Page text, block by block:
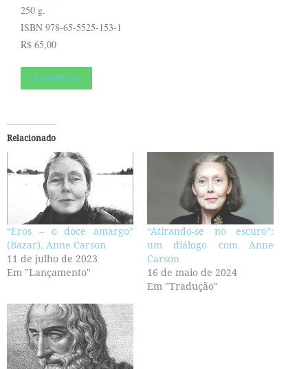
250 g.
ISBN 978-65-5525-153-1
R$ 65,00
COMPRAR
Relacionado
“Eros – o doce amargo”
(Bazar), Anne Carson
11 de julho de 2023
Em "Lançamento"
“Atirando-se no escuro”:
um diálogo com Anne
Carson
16 de maio de 2024
Em "Tradução"